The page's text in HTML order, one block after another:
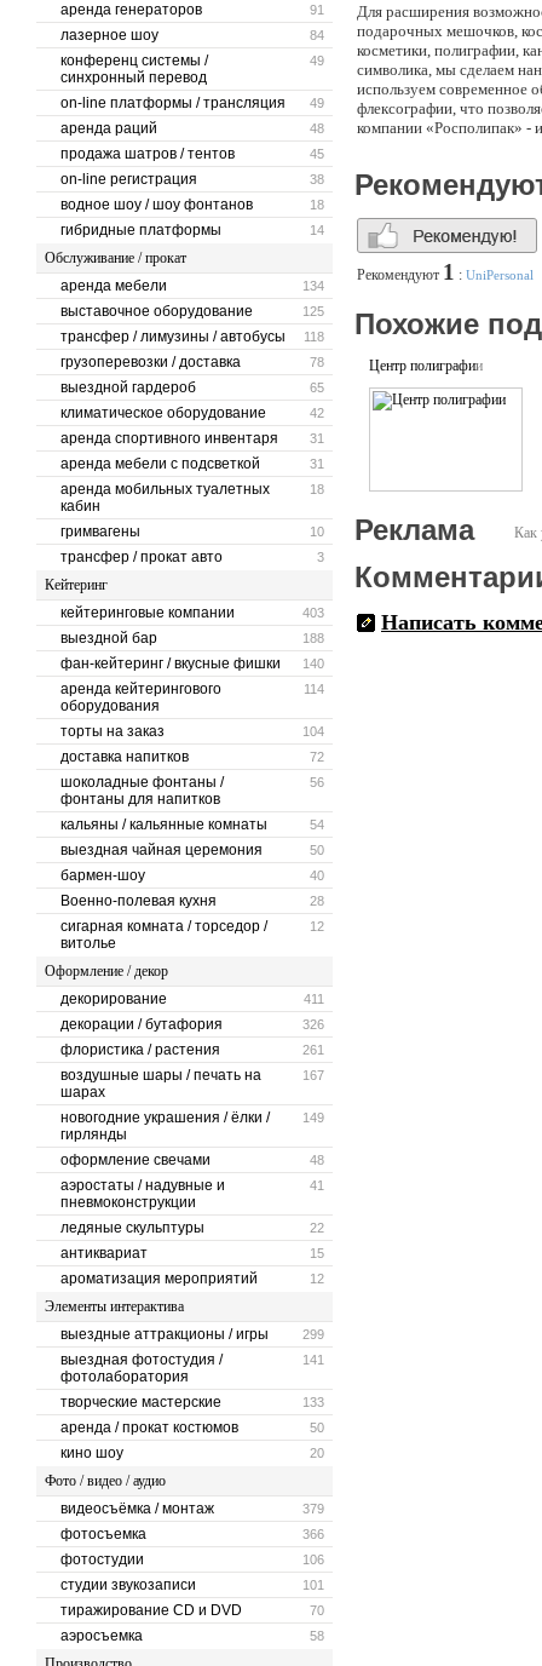
91
аренда генераторов
84
лазерное шоу
49
конференц системы /
синхронный перевод
49
on-line платформы / трансляция
48
аренда раций
45
продажа шатров / тентов
38
on-line регистрация
18
водное шоу / шоу фонтанов
14
гибридные платформы
Обслуживание / прокат
134
аренда мебели
125
выставочное оборудование
118
трансфер / лимузины / автобусы
78
грузоперевозки / доставка
65
выездной гардероб
42
климатическое оборудование
31
аренда спортивного инвентаря
31
аренда мебели с подсветкой
18
аренда мобильных туалетных
кабин
10
гримвагены
3
трансфер / прокат авто
Кейтеринг
403
кейтеринговые компании
188
выездной бар
140
фан-кейтеринг / вкусные фишки
114
аренда кейтерингового
оборудования
104
торты на заказ
72
доставка напитков
56
шоколадные фонтаны /
фонтаны для напитков
54
кальяны / кальянные комнаты
50
выездная чайная церемония
40
бармен-шоу
28
Военно-полевая кухня
12
сигарная комната / торседор /
витолье
Оформление / декор
411
декорирование
326
декорации / бутафория
261
флористика / растения
167
воздушные шары / печать на
шарах
149
новогодние украшения / ёлки /
гирлянды
48
оформление свечами
41
аэростаты / надувные и
пневмоконструкции
22
ледяные скульптуры
15
антиквариат
12
ароматизация мероприятий
Элементы интерактива
299
выездные аттракционы / игры
141
выездная фотостудия /
фотолаборатория
133
творческие мастерские
50
аренда / прокат костюмов
20
кино шоу
Фото / видео / аудио
379
видеосъёмка / монтаж
366
фотосъемка
106
фотостудии
101
студии звукозаписи
70
тиражирование CD и DVD
58
аэросъемка
Для расширения
подарочных мешочков,
косметики, полиграфии,
символика, мы сделаем
используем современное
флексографии, что
компании «Росполипак» -
нашим постоянным
пакетов и упаковки в
максимально выгодные
платежа.
Рекомендуют 1 : UniPersonal
Похожие
Центр полиграфии
Как
Реклама
Написать